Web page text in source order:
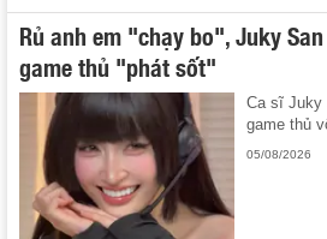
Rủ anh em "chạy bo", Juky
game thủ "phát sốt"
Ca sĩ Juky
game thủ
05/08/2026